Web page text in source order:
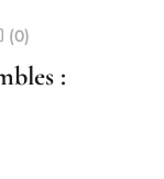
(0)
: